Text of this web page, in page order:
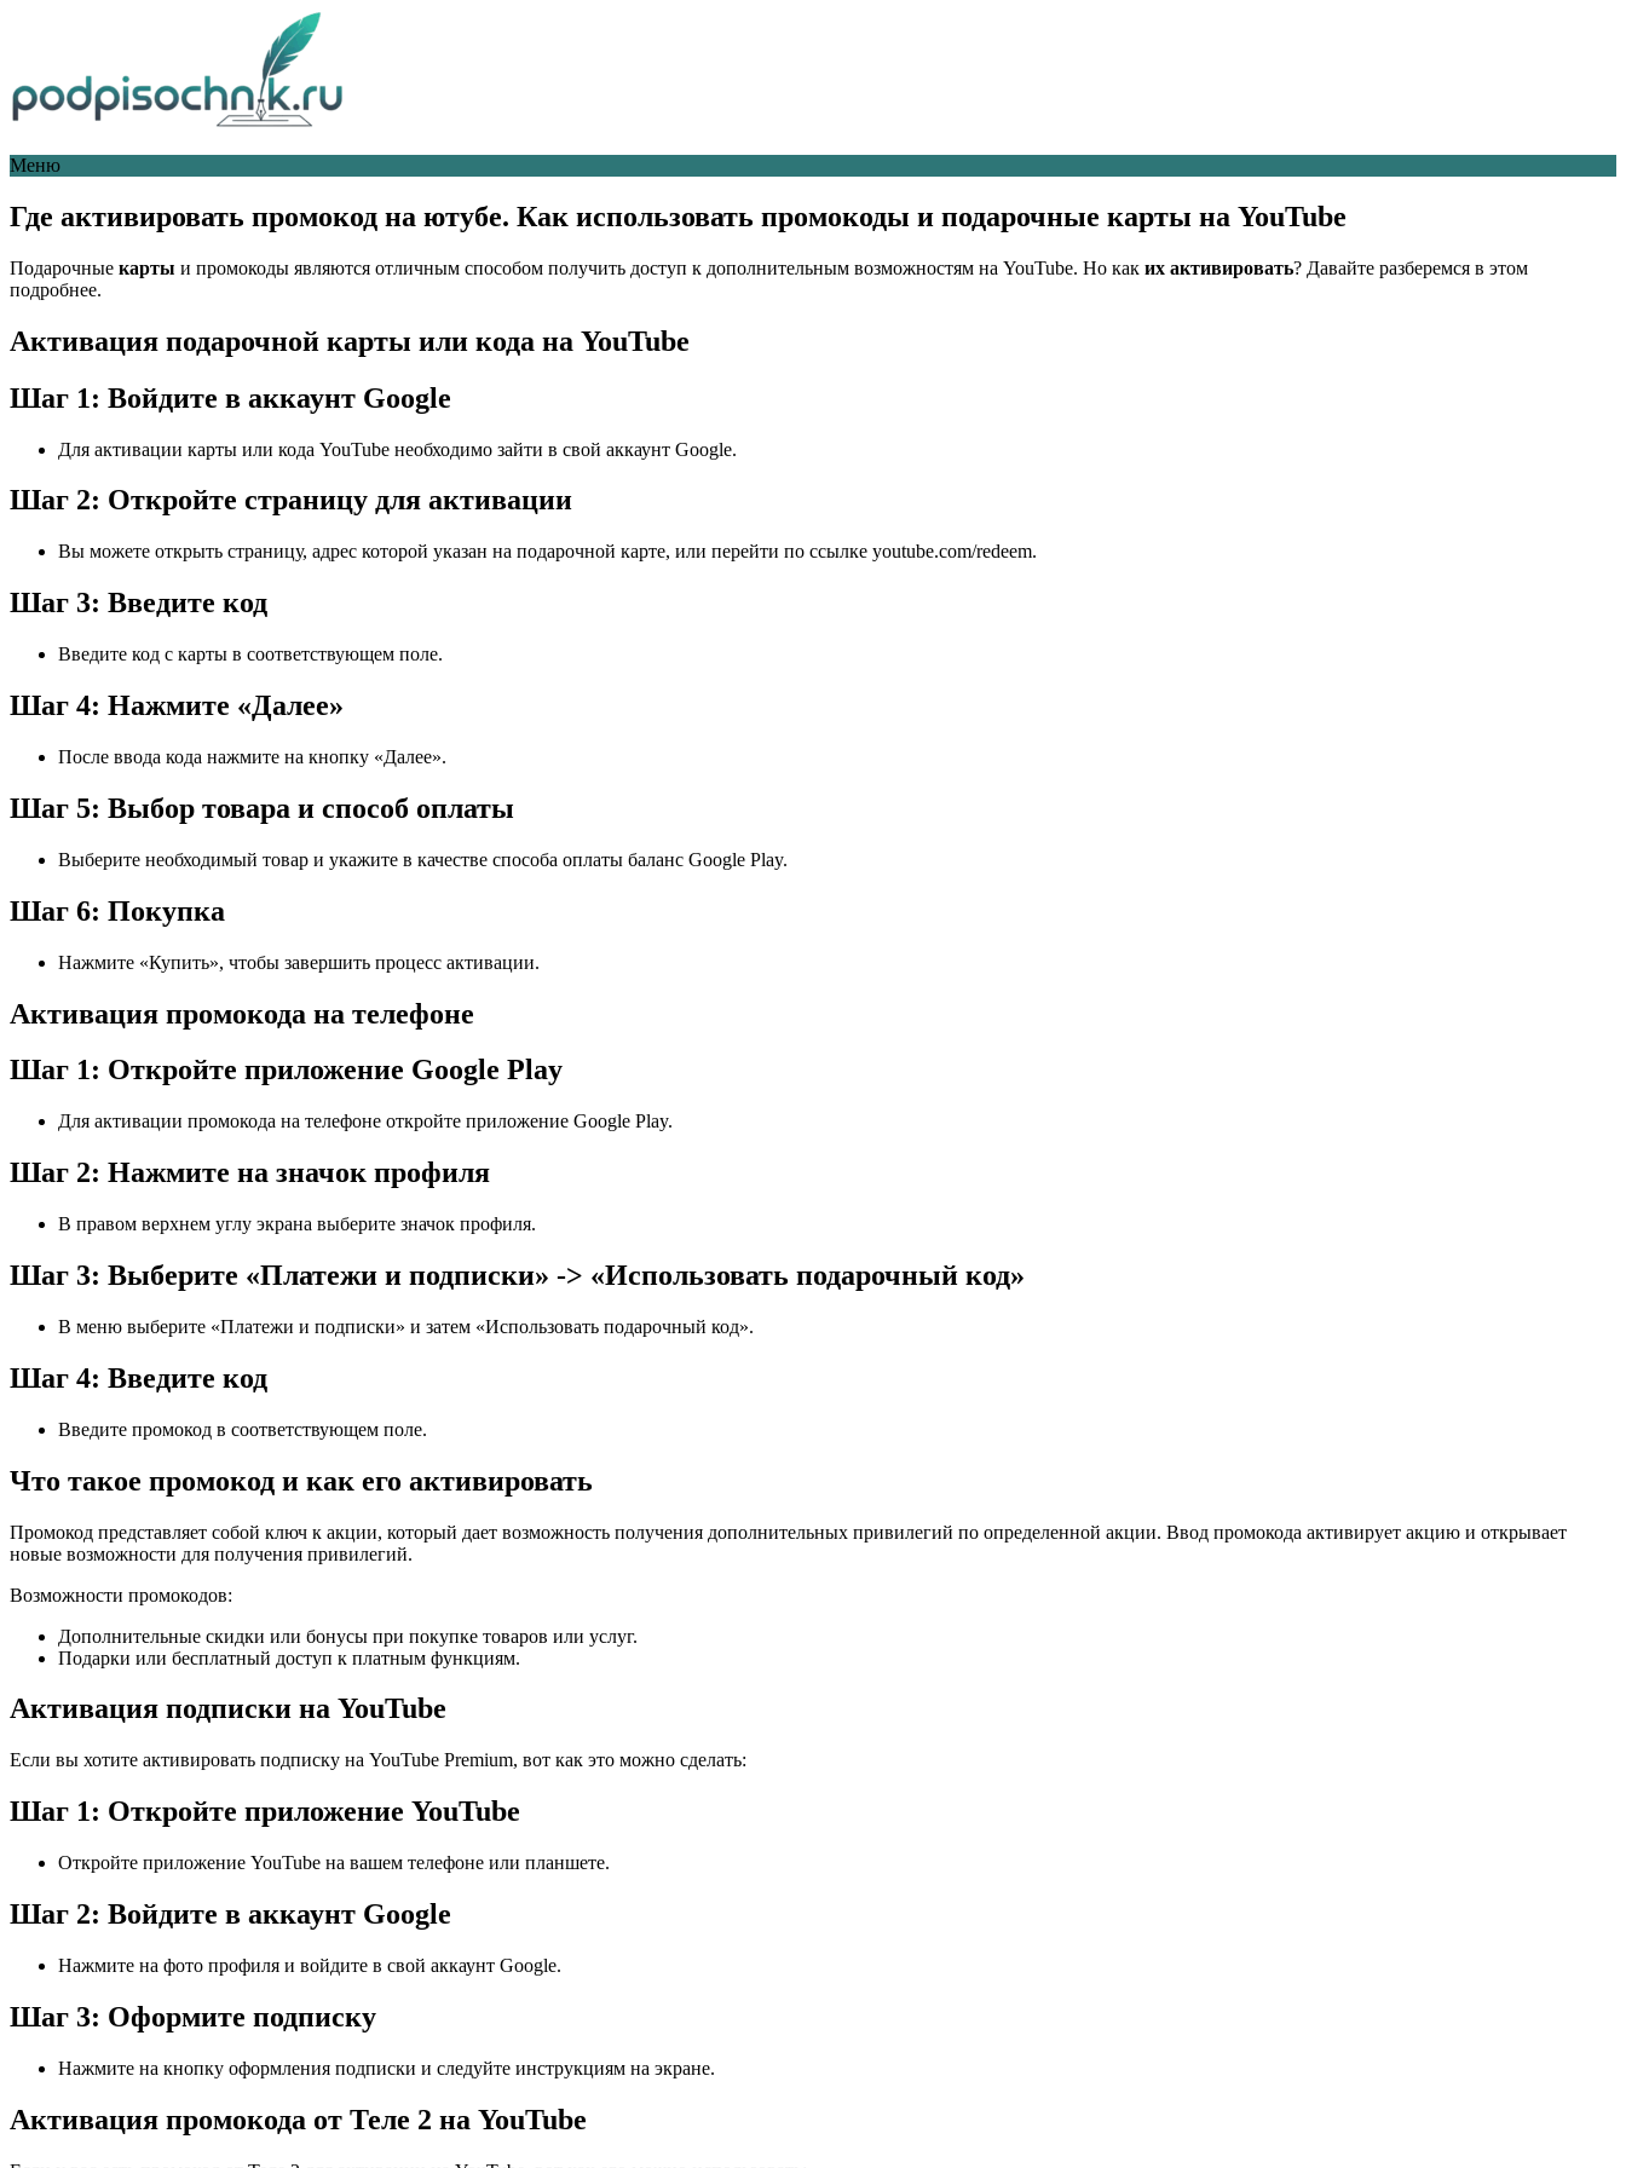
Меню
Где активировать промокод на ютубе. Как использовать промокоды и подарочные карты на YouTube
Подарочные карты и промокоды являются отличным способом получить доступ к дополнительным возможностям на YouTube. Но как их активировать? Давайте разберемся в этом
подробнее.
Активация подарочной карты или кода на YouTube
Шаг 1: Войдите в аккаунт Google
Для активации карты или кода YouTube необходимо зайти в свой аккаунт Google.
Шаг 2: Откройте страницу для активации
Вы можете открыть страницу, адрес которой указан на подарочной карте, или перейти по ссылке youtube.com/redeem.
Шаг 3: Введите код
Введите код с карты в соответствующем поле.
Шаг 4: Нажмите «Далее»
После ввода кода нажмите на кнопку «Далее».
Шаг 5: Выбор товара и способ оплаты
Выберите необходимый товар и укажите в качестве способа оплаты баланс Google Play.
Шаг 6: Покупка
Нажмите «Купить», чтобы завершить процесс активации.
Активация промокода на телефоне
Шаг 1: Откройте приложение Google Play
Для активации промокода на телефоне откройте приложение Google Play.
Шаг 2: Нажмите на значок профиля
В правом верхнем углу экрана выберите значок профиля.
Шаг 3: Выберите «Платежи и подписки» -> «Использовать подарочный код»
В меню выберите «Платежи и подписки» и затем «Использовать подарочный код».
Шаг 4: Введите код
Введите промокод в соответствующем поле.
Что такое промокод и как его активировать
Промокод представляет собой ключ к акции, который дает возможность получения дополнительных привилегий по определенной акции. Ввод промокода активирует акцию и открывает
новые возможности для получения привилегий.
Возможности промокодов:
Дополнительные скидки или бонусы при покупке товаров или услуг.
Подарки или бесплатный доступ к платным функциям.
Активация подписки на YouTube
Если вы хотите активировать подписку на YouTube Premium, вот как это можно сделать:
Шаг 1: Откройте приложение YouTube
Откройте приложение YouTube на вашем телефоне или планшете.
Шаг 2: Войдите в аккаунт Google
Нажмите на фото профиля и войдите в свой аккаунт Google.
Шаг 3: Оформите подписку
Нажмите на кнопку оформления подписки и следуйте инструкциям на экране.
Активация промокода от Теле 2 на YouTube